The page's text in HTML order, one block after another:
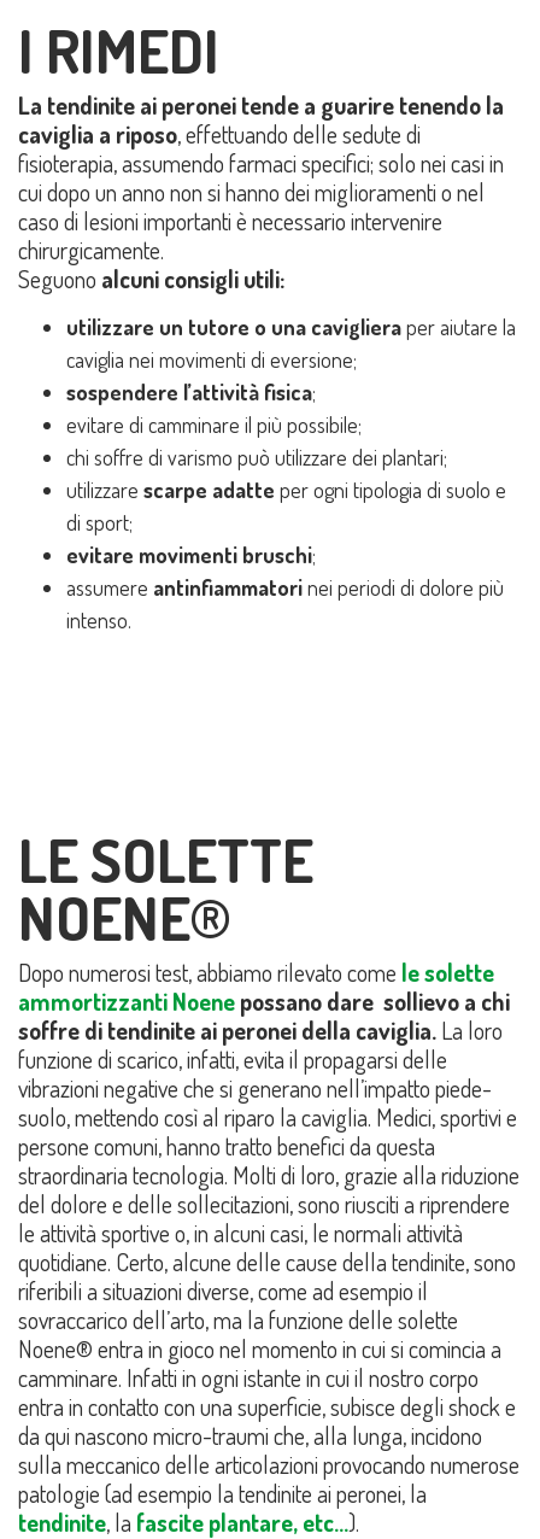
I RIMEDI
La tendinite ai peronei tende a guarire tenendo la
caviglia a riposo, effettuando delle sedute di
fisioterapia, assumendo farmaci specifici; solo nei casi in
cui dopo un anno non si hanno dei miglioramenti o nel
caso di lesioni importanti è necessario intervenire
chirurgicamente.
Seguono alcuni consigli utili:
utilizzare un tutore o una caviglieraper aiutare la
caviglia nei movimenti di eversione;
sospendere l’attività fisica;
evitare di camminare il più possibile;
chi soffre di varismo può utilizzare dei plantari;
utilizzare scarpe adatte per ogni tipologia di suolo e
di sport;
evitare movimenti bruschi;
assumere antinfiammatorinei periodi di dolore più
intenso.
LE SOLETTE
NOENE®
Dopo numerosi test, abbiamo rilevato come le solette
ammortizzanti Noenepossano dare sollievo a chi
soffre di tendinite ai peronei della caviglia.La loro
funzione di scarico, infatti, evita il propagarsi delle
vibrazioni negative che si generano nell’impatto piede-
suolo, mettendo così al riparo la caviglia. Medici, sportivi e
persone comuni, hanno tratto benefici da questa
straordinaria tecnologia. Molti di loro, grazie alla riduzione
del dolore e delle sollecitazioni, sono riusciti a riprendere
le attività sportive o, in alcuni casi, le normali attività
quotidiane. Certo, alcune delle cause della tendinite, sono
riferibili a situazioni diverse, come ad esempio il
sovraccarico dell’arto, ma la funzione delle solette
Noene® entra in gioco nel momento in cui si comincia a
camminare. Infatti in ogni istante in cui il nostro corpo
entra in contatto con una superficie, subisce degli shock e
da qui nascono micro-traumi che, alla lunga, incidono
sulla meccanico delle articolazioni provocando numerose
patologie (ad esempio la tendinite ai peronei, la
tendinite, la fascite plantare, etc…).